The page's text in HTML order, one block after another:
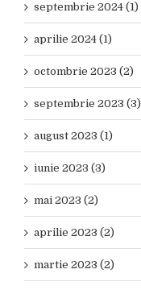
septembrie 2024 (1)
aprilie 2024 (1)
octombrie 2023 (2)
septembrie 2023 (3)
august 2023 (1)
iunie 2023 (3)
mai 2023 (2)
aprilie 2023 (2)
martie 2023 (2)